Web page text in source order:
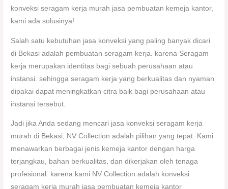
konveksi seragam kerja murah jasa pembuatan kemeja kantor,
kami ada solusinya!
Salah satu kebutuhan jasa konveksi yang paling banyak dicari
di Bekasi adalah pembuatan seragam kerja. karena Seragam
kerja merupakan identitas bagi sebuah perusahaan atau
instansi. sehingga seragam kerja yang berkualitas dan nyaman
dipakai dapat meningkatkan citra baik bagi perusahaan atau
instansi tersebut.
Jadi jika Anda sedang mencari jasa konveksi seragam kerja
murah di Bekasi, NV Collection adalah pilihan yang tepat. Kami
menawarkan berbagai jenis kemeja kantor dengan harga
terjangkau, bahan berkualitas, dan dikerjakan oleh tenaga
profesional. karena kami NV Collection adalah konveksi
seragam kerja murah jasa pembuatan kemeja kantor